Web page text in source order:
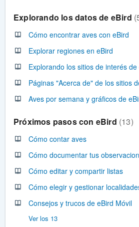
Explorando los datos de eBird
Cómo encontrar aves con eBird
Explorar regiones en eBird
Explorando los sitios de interés de
Páginas "Acerca de" de los sitios
Aves por semana y gráficos de
Próximos pasos con eBird 13
Cómo contar aves
Cómo documentar tus
Cómo editar y compartir listas
Cómo elegir y gestionar
Consejos y trucos de eBird Móvil
Ver los 13